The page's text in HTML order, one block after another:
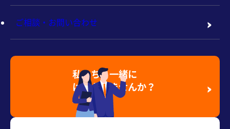
ご相談・お問い合わせ
私たちと一緒に
はたらきませんか？
採用情報を見る